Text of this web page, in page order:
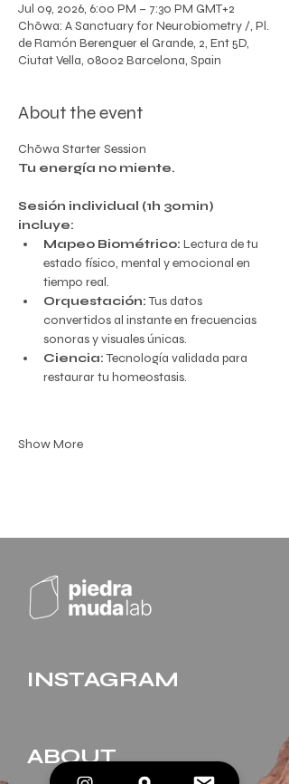
Jul 09, 2026, 6:00 PM – 7:30 PM GMT+2
Chōwa: A Sanctuary for Neurobiometry /, Pl.
de Ramón Berenguer el Grande, 2, Ent 5D,
Ciutat Vella, 08002 Barcelona, Spain
About the event
Chōwa Starter Session
Tu energía no miente.
Sesión individual (1h 30min)
incluye:
Mapeo Biométrico: Lectura de tu
estado físico, mental y emocional en
tiempo real.
Orquestación: Tus datos
convertidos al instante en frecuencias
sonoras y visuales únicas.
Ciencia: Tecnología validada para
restaurar tu homeostasis.
Show More
INSTAGRAM
ABOUT